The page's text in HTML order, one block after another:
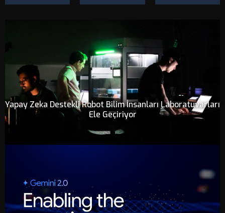
Yapay Zeka Destekli Robot Bilim İnsanları Laboratuvarları
Ele Geçiriyor